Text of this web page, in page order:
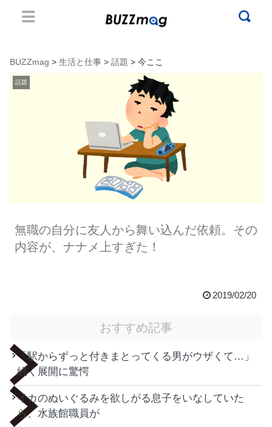
BUZZmag > 生活と仕事 > 話題 > 今ここ
話題
無職の自分に友人から舞い込んだ依頼。その
内容が、ナナメ上すぎた！
2019/02/20
おすすめ記事
「駅からずっと付きまとってくる男がウザくて…」
続く展開に驚愕
イカのぬいぐるみを欲しがる息子をいなしていた
ら、水族館職員が